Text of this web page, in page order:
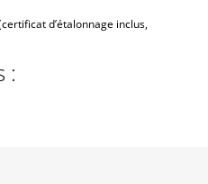
d’étalonnage inclus,
: